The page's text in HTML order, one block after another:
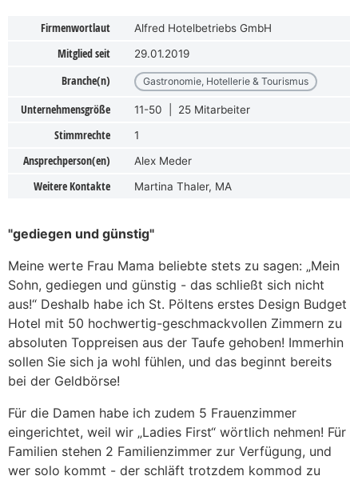
Firmenwortlaut Alfred Hotelbetriebs GmbH
Mitglied seit 29.01.2019
Branche(n) Gastronomie, Hotellerie & Tourismus
Unternehmensgröße 11-50 | 25 Mitarbeiter
Stimmrechte 1
Ansprechperson(en) Alex Meder
Weitere Kontakte Martina Thaler, MA
"gediegen und günstig"
Meine werte Frau Mama beliebte stets zu sagen: „Mein
Sohn, gediegen und günstig - das schließt sich nicht
aus!“ Deshalb habe ich St. Pöltens erstes Design Budget
Hotel mit 50 hochwertig-geschmackvollen Zimmern zu
absoluten Toppreisen aus der Taufe gehoben! Immerhin
sollen Sie sich ja wohl fühlen, und das beginnt bereits
bei der Geldbörse!
Für die Damen habe ich zudem 5 Frauenzimmer
eingerichtet, weil wir „Ladies First“ wörtlich nehmen! Für
Familien stehen 2 Familienzimmer zur Verfügung, und
wer solo kommt - der schläft trotzdem kommod zu